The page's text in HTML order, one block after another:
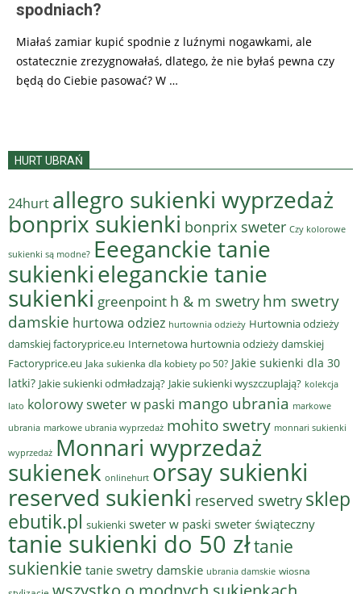
spodniach?
Miałaś zamiar kupić spodnie z luźnymi nogawkami, ale
ostatecznie zrezygnowałaś, dlatego, że nie byłaś pewna czy
będą do Ciebie pasować? W …
HURT UBRAŃ
24hurt allegro sukienki wyprzedaż
bonprix sukienki bonprix sweter Czy kolorowe
sukienki są modne? Eeeganckie tanie
sukienkieleganckie tanie
sukienki greenpoint h & m swetry hm swetry
damskie hurtowa odziez hurtownia odzieży Hurtownia odzieży
damskiej factoryprice.eu Internetowa hurtownia odzieży damskiej
Factoryprice.eu Jaka sukienka dla kobiety po 50? Jakie sukienki dla 30
latki? Jakie sukienki odmładzają? Jakie sukienki wyszczuplają? kolekcja
lato kolorowy sweter w paski mango ubrania markowe
ubrania markowe ubrania wyprzedaż mohito swetry monnari sukienki
wyprzedaż Monnari wyprzedaż
sukienek onlinehurt orsay sukienki
reserved sukienki reserved swetry sklep
ebutik.pl sukienki sweter w paski sweter świąteczny
tanie sukienki do 50 złtanie
sukienkie tanie swetry damskie ubrania damskie wiosna